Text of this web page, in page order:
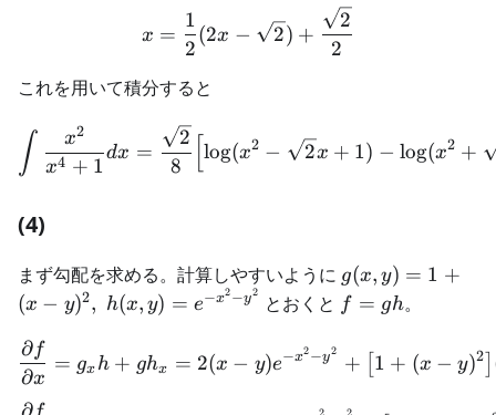
x = \frac12(2x-
x =
2
1
(2x − 2) +
2
2
これを用いて積分すると
∫ x4 + 1
x2
dx =
8
2
log(x2 − 2x + 1) − log(x2 +
(4)
まず勾配を求める。計算しやすいように g(x,y)=1+
(x-y)^2,\
x^2-y^2}
g(x, y) = 1 +
(x − y)2, h(x, y) = e−x2−y2 とおくと f=gh
f = gh。
\frac{\partial f}{\partial
∂x
∂f
= gx h + ghx = 2(x − y)e−x2−y2 + 1 + (x − y)2